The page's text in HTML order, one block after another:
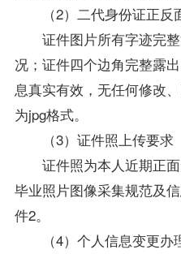
（2）二代身份证正
证件图片所有字迹完
况；证件四个边角完整露
息真实有效，无任何修改
为jpg格式。
（3）证件照上传要求
证件照为本人近期正
毕业照片图像采集规范及
件2。
（4）个人信息变更办